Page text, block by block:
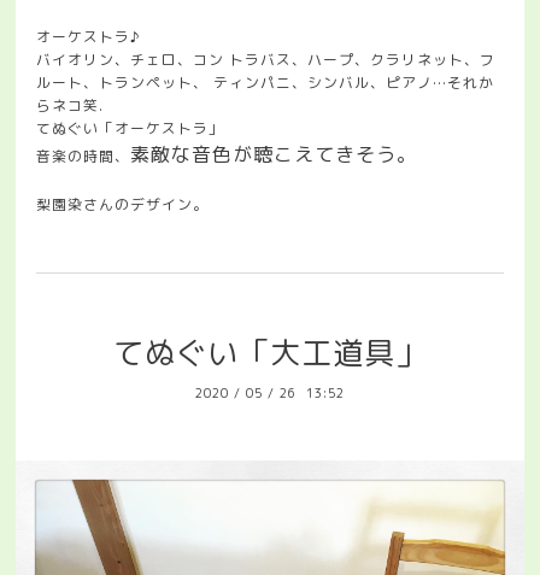
オーケストラ♪
バイオリン、チェロ、コン トラバス、ハープ、クラリネット、フ
ルート、トランペット、 ティンパニ、シンバル、ピアノ…それか
らネコ笑.
てぬぐい「オーケストラ」
音楽の時間、 素敵な音色が聴こえてきそう。
梨園染さんのデザイン。
てぬぐい「大工道具」
2020 / 05 / 26 13:52